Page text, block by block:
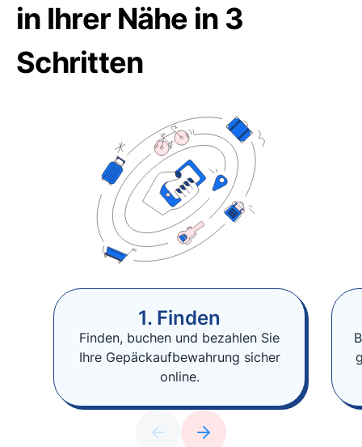
in Ihrer Nähe in 3
Schritten
1. Finden
Finden, buchen und bezahlen Sie
Ihre Gepäckaufbewahrung sicher
online.